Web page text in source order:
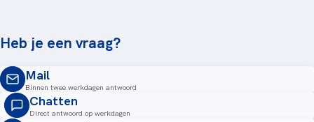
Heb je een vraag?
Mail
Binnen twee werkdagen antwoord
Chatten
Direct antwoord op werkdagen